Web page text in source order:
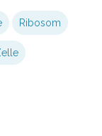
Ribosom